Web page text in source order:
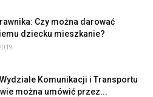
Czy można darować
dziecku mieszkanie?
Komunikacji i Transportu
można umówić przez...